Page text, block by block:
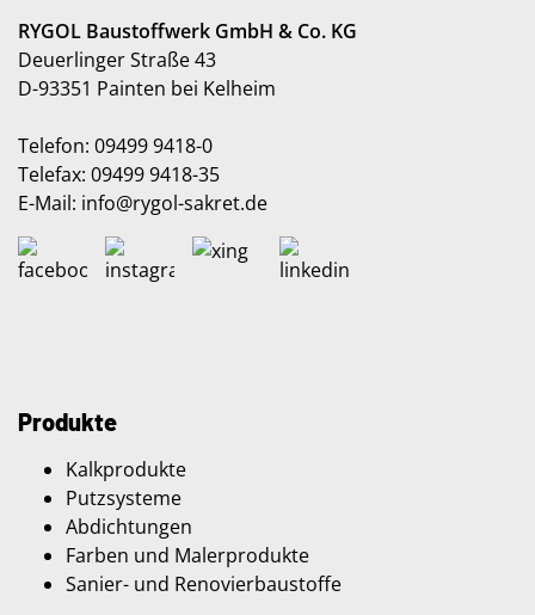
RYGOL Baustoffwerk GmbH & Co. KG
Deuerlinger Straße 43
D-93351 Painten bei Kelheim
Telefon: 09499 9418-0
Telefax: 09499 9418-35
E-Mail: info@rygol-sakret.de
Produkte
Kalkprodukte
Putzsysteme
Abdichtungen
Farben und Malerprodukte
Sanier- und Renovierbaustoffe